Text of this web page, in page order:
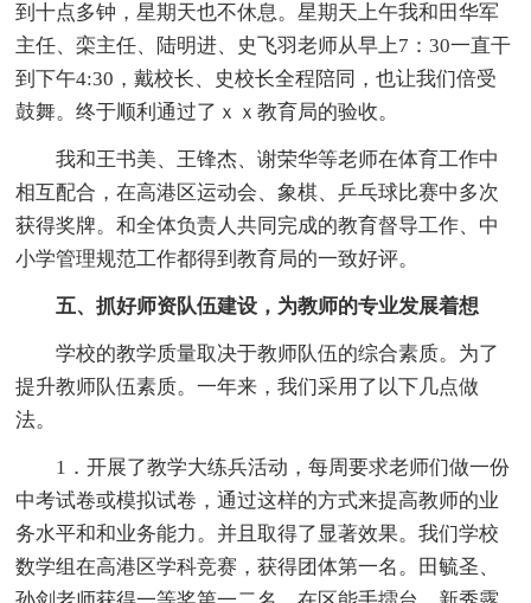
到十点多钟，星期天也不休息。星期天上午我和田华军
主任、栾主任、陆明进、史飞羽老师从早上7：30一直干
到下午4:30，戴校长、史校长全程陪同，也让我们倍受
鼓舞。终于顺利通过了ｘｘ教育局的验收。
我和王书美、王锋杰、谢荣华等老师在体育工作中
相互配合，在高港区运动会、象棋、乒乓球比赛中多次
获得奖牌。和全体负责人共同完成的教育督导工作、中
小学管理规范工作都得到教育局的一致好评。
五、抓好师资队伍建设，为教师的专业发展着想
学校的教学质量取决于教师队伍的综合素质。为了
提升教师队伍素质。一年来，我们采用了以下几点做
法。
1．开展了教学大练兵活动，每周要求老师们做一份
中考试卷或模拟试卷，通过这样的方式来提高教师的业
务水平和和业务能力。并且取得了显著效果。我们学校
数学组在高港区学科竞赛，获得团体第一名。田毓圣、